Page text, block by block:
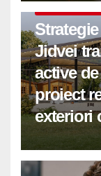
Jidvei
active
proiect
exteriori